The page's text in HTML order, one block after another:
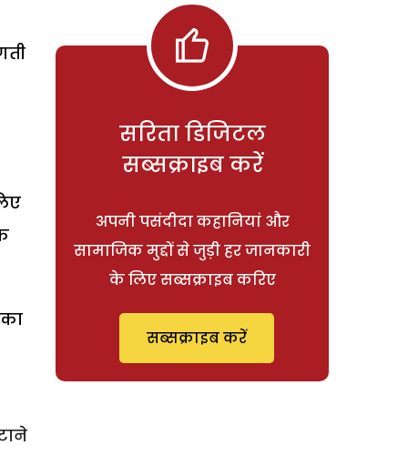
सरिता डिजिटल
सब्सक्राइब करें
अपनी पसंदीदा कहानियां और
सामाजिक मुद्दों से जुड़ी हर जानकारी
के लिए सब्सक्राइब करिए
सब्सक्राइब करें